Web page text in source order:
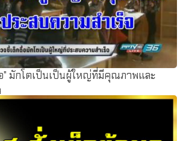
" มักโตเป็นเป็นผู้ใหญ่ที่มีคุณภาพและ